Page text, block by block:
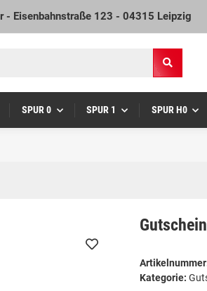
Eisenbahnstraße 123 - 04315 Leipzig
SPUR 0 SPUR 1 SPUR H0
Kategorie: